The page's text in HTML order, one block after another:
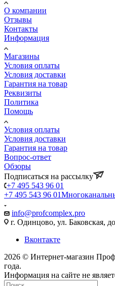
О компании
Отзывы
Контакты
Информация
Магазины
Условия оплаты
Условия доставки
Гарантия на товар
Реквизиты
Политика
Помощь
Условия оплаты
Условия доставки
Гарантия на товар
Вопрос-ответ
Обзоры
Подписаться на рассылку
+7 495 543 96 01
+7 495 543 96 01
info@profcomplex.pro
г. Одинцово, ул. Баковская,
Вконтакте
2026 © Интернет-магазин
года.
Информация на сайте не